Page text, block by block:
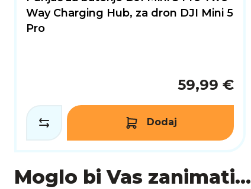
Way Charging Hub, za dron DJI Mini 5
Pro
59,99 €
Dodaj
Moglo bi Vas zanimati...